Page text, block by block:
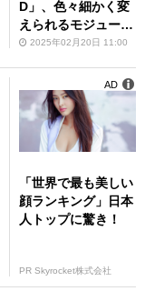
D」、色々細かく変
えられるモジュール
式に注目！
2025年02月20日 11:00
「世界で最も美しい
顔ランキング」日本
人トップに驚き！
PR Skyrocket株式会社
AD